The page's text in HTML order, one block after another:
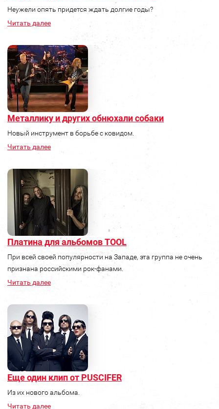
Неужели опять придется ждать долгие годы?
Читать далее
Металлику и других обнюхали собаки
Новый инструмент в борьбе с ковидом.
Читать далее
Платина для альбомов TOOL
При всей своей популярности на Западе, эта группа не очень
признана российскими рок-фанами.
Читать далее
Еще один клип от PUSCIFER
Из их нового альбома.
Читать далее